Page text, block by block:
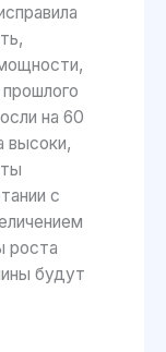
на 60
высоки,
с
роста
будут